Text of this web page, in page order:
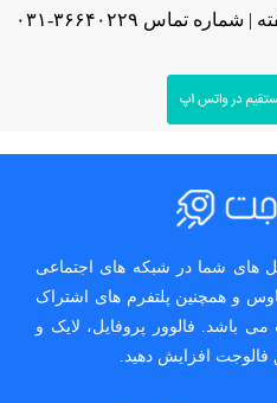
های شما در شبکه های اجتماعی
هاوس و همچنین پلتفرم های اشتراک
می باشد. فالوور پروفایل، لایک و
فالوجت افزایش دهید.